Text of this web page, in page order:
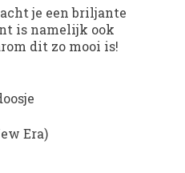
je een briljante
is namelijk ook
dit zo mooi is!
Era)